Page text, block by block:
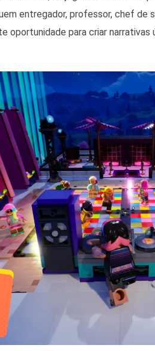
entregador, professor, chef de
oportunidade para criar